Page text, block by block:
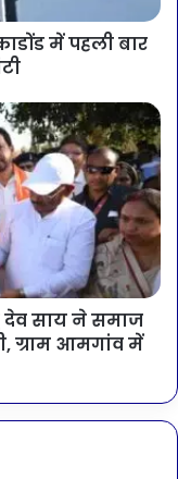
में पहली बार
देव साय ने समाज
ग्राम आमगांव में